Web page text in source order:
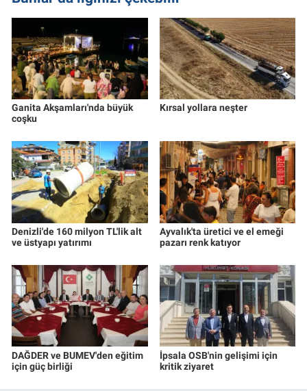
Ganita Akşamları'nda büyük
coşku
Kırsal yollara neşter
Denizli'de 160 milyon TL'lik alt
ve üstyapı yatırımı
Ayvalık'ta üretici ve el emeği
pazarı renk katıyor
DAĞDER ve BUMEV'den eğitim
için güç birliği
İpsala OSB'nin gelişimi için
kritik ziyaret